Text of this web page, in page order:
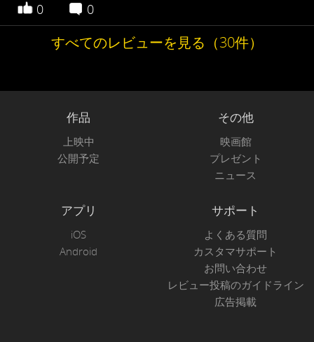
0 0
すべてのレビューを見る（30件）
作品
上映中
公開予定
その他
映画館
プレゼント
ニュース
アプリ
iOS
Android
サポート
よくある質問
カスタマサポート
お問い合わせ
レビュー投稿のガイドライン
広告掲載